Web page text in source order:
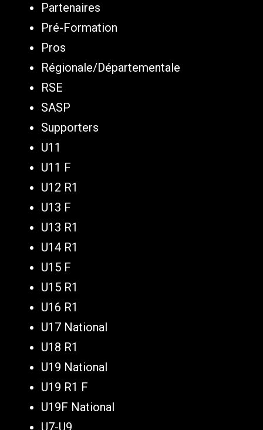
Partenaires
Pré-Formation
Pros
Régionale/Départementale
RSE
SASP
Supporters
U11
U11 F
U12 R1
U13 F
U13 R1
U14 R1
U15 F
U15 R1
U16 R1
U17 National
U18 R1
U19 National
U19 R1 F
U19F National